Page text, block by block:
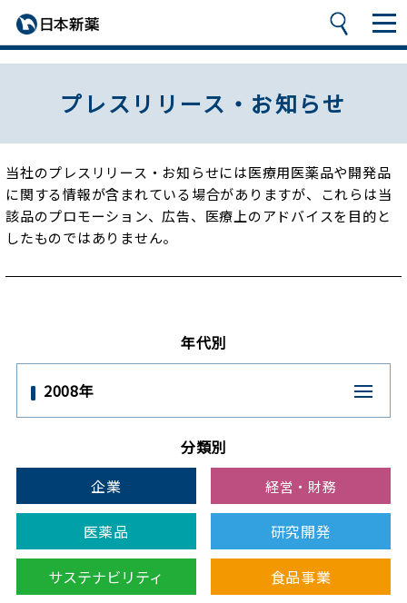
プレスリリース・お知らせ
当社のプレスリリース・お知らせには医療用医薬品や開発品
に関する情報が含まれている場合がありますが、
これらは当
該品のプロモーション、広告、医療上のアドバイスを目的と
したものではありません。
年代別
2008年
分類別
企業
経営・財務
医薬品 研究開発
サステナビリティ 食品事業